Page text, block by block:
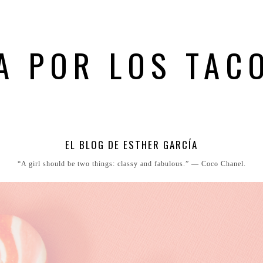
POR LOS
EL BLOG DE ESTHER GARCÍA
“A girl should be two things: classy and fabulous.” ― Coco Chanel.